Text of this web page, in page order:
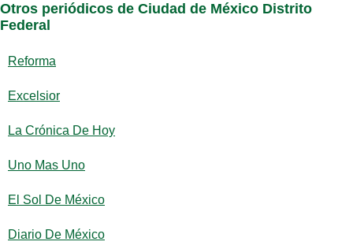
Otros periódicos de Ciudad de México Distrito
Federal
Reforma
Excelsior
La Crónica De Hoy
Uno Mas Uno
El Sol De México
Diario De México